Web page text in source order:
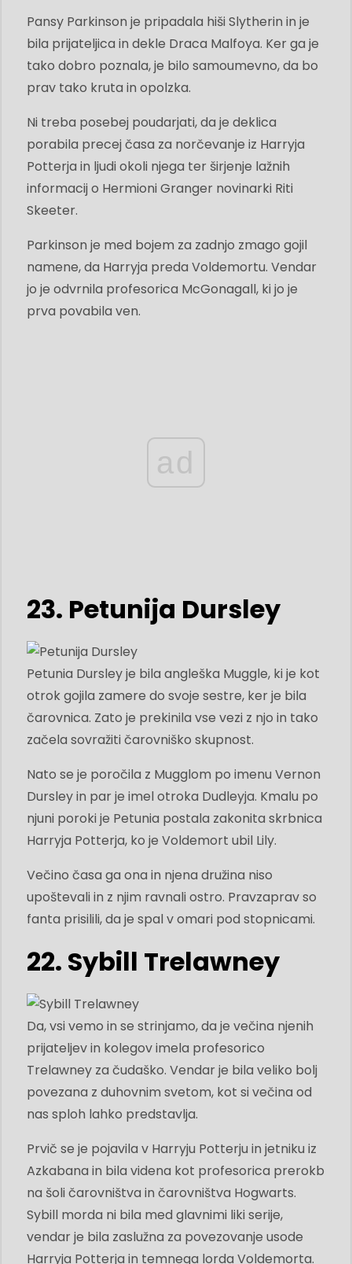
Pansy Parkinson je pripadala hiši Slytherin in je
bila prijateljica in dekle Draca Malfoya. Ker ga je
tako dobro poznala, je bilo samoumevno, da bo
prav tako kruta in opolzka.
Ni treba posebej poudarjati, da je deklica
porabila precej časa za norčevanje iz Harryja
Potterja in ljudi okoli njega ter širjenje lažnih
informacij o Hermioni Granger novinarki Riti
Skeeter.
Parkinson je med bojem za zadnjo zmago gojil
namene, da Harryja preda Voldemortu. Vendar
jo je odvrnila profesorica McGonagall, ki jo je
prva povabila ven.
ad
23. Petunija Dursley
Petunia Dursley je bila angleška Muggle, ki je kot
otrok gojila zamere do svoje sestre, ker je bila
čarovnica. Zato je prekinila vse vezi z njo in tako
začela sovražiti čarovniško skupnost.
Nato se je poročila z Mugglom po imenu Vernon
Dursley in par je imel otroka Dudleyja. Kmalu po
njuni poroki je Petunia postala zakonita skrbnica
Harryja Potterja, ko je Voldemort ubil Lily.
Večino časa ga ona in njena družina niso
upoštevali in z njim ravnali ostro. Pravzaprav so
fanta prisilili, da je spal v omari pod stopnicami.
22. Sybill Trelawney
Da, vsi vemo in se strinjamo, da je večina njenih
prijateljev in kolegov imela profesorico
Trelawney za čudaško. Vendar je bila veliko bolj
povezana z duhovnim svetom, kot si večina od
nas sploh lahko predstavlja.
Prvič se je pojavila v Harryju Potterju in jetniku iz
Azkabana in bila videna kot profesorica prerokb
na šoli čarovništva in čarovništva Hogwarts.
Sybill morda ni bila med glavnimi liki serije,
vendar je bila zaslužna za povezovanje usode
Harryja Potterja in temnega lorda Voldemorta.